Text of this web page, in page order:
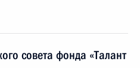
совета фонда «Талант